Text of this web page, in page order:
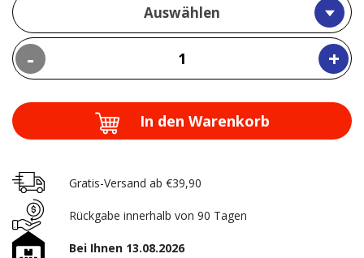
Auswählen
- +
In den Warenkorb
Gratis-Versand ab €39,90
Rückgabe innerhalb von 90 Tagen
Bei Ihnen 13.08.2026